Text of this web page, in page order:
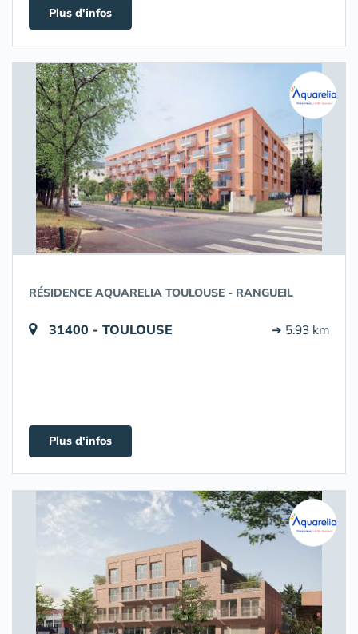
Plus d'infos
RÉSIDENCE AQUARELIA TOULOUSE - RANGUEIL
31400 - TOULOUSE ➔ 5.93 km
Plus d'infos